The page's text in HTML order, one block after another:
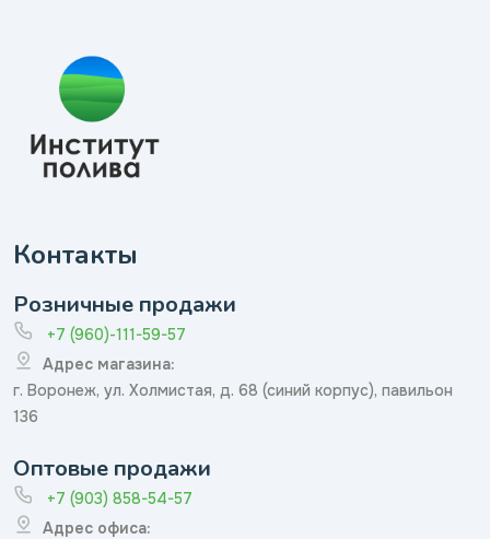
Контакты
Розничные продажи
+7 (960)-111-59-57
Адрес магазина:
г. Воронеж, ул. Холмистая, д. 68 (синий корпус), павильон
136
Оптовые продажи
+7 (903) 858-54-57
Адрес офиса: